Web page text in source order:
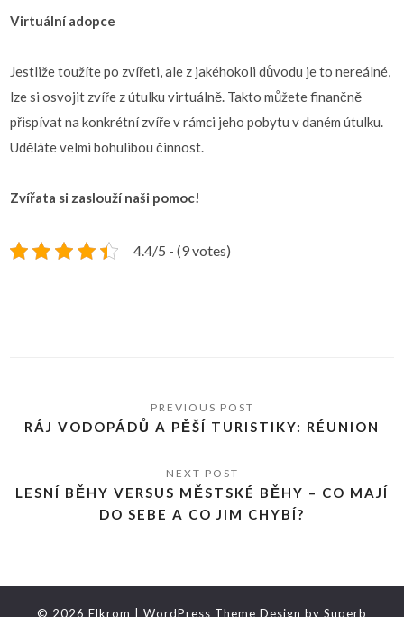
Virtuální adopce
Jestliže toužíte po zvířeti, ale z jakéhokoli důvodu je to nereálné,
lze si osvojit zvíře z útulku virtuálně. Takto můžete finančně
přispívat na konkrétní zvíře v rámci jeho pobytu v daném útulku.
Uděláte velmi bohulibou činnost.
Zvířata si zaslouží naši pomoc!
4.4/5 - (9 votes)
RÁJ VODOPÁDŮ A PĚŠÍ TURISTIKY: RÉUNION
LESNÍ BĚHY VERSUS MĚSTSKÉ BĚHY – CO MAJÍ
DO SEBE A CO JIM CHYBÍ?
© 2026 Elkrom | WordPress Theme Design by Superb